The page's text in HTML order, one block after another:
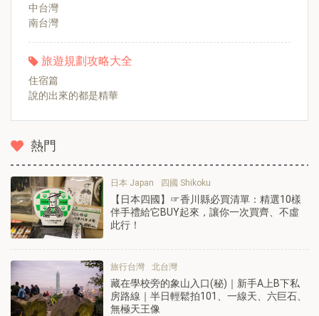
中台灣
南台灣
旅遊規劃攻略大全
住宿篇
說的出來的都是精華
熱門
日本 Japan 四國 Shikoku
【日本四國】☞香川縣必買清單：精選10樣
伴手禮給它BUY起來，讓你一次買齊、不虛
此行！
旅行台灣 北台灣
藏在學校旁的象山入口(秘)｜新手A上B下私
房路線｜半日輕鬆拍101、一線天、六巨石、
無極天王像